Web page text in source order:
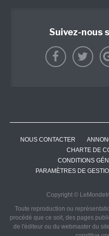
Suivez-nous
NOUS CONTACTER
CHARTE DE
CONDITIONS
PARAMÈTRES DE
Copyright ©
Toute reproduction ou
procédé que ce soit, des pages
de l'éditeur ou du webmaster du